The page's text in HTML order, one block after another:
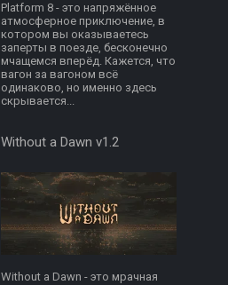
Platform 8 - это напряжённое
атмосферное приключение, в
котором вы оказываетесь
заперты в поезде, бесконечно
мчащемся вперёд. Кажется, что
вагон за вагоном всё
одинаково, но именно здесь
скрывается...
Without a Dawn v1.2
Without a Dawn - это мрачная